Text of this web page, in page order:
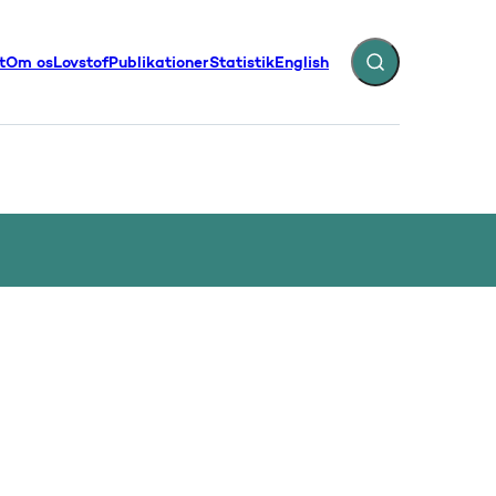
Om osLovstofPublikationerStatistikEnglish Fold søgefelt ud
- Flere links